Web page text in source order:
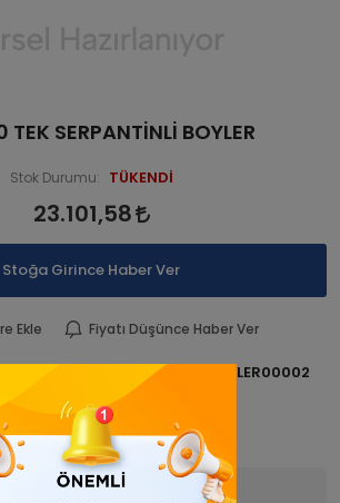
TEK SERPANTİNLİ BOYLER
Stok Durumu: TÜKENDİ
23.101,58
Stoğa Girince Haber Ver
Ekle Fiyatı Düşünce Haber Ver
Barkod: KDSBOYLER00002
İade Bilgisi:
(0)